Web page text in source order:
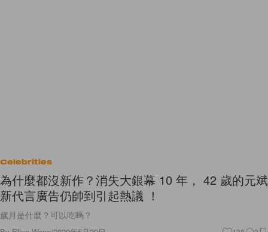
Celebrities
為什麼都沒新作？消失大銀幕 10 年， 42 歲的元斌
新代言廣告仍帥到引起熱議 ！
歲月是什麼？可以吃嗎？